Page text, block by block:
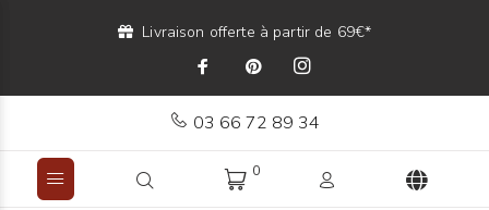
Livraison offerte à partir de 69€*
03 66 72 89 34
0